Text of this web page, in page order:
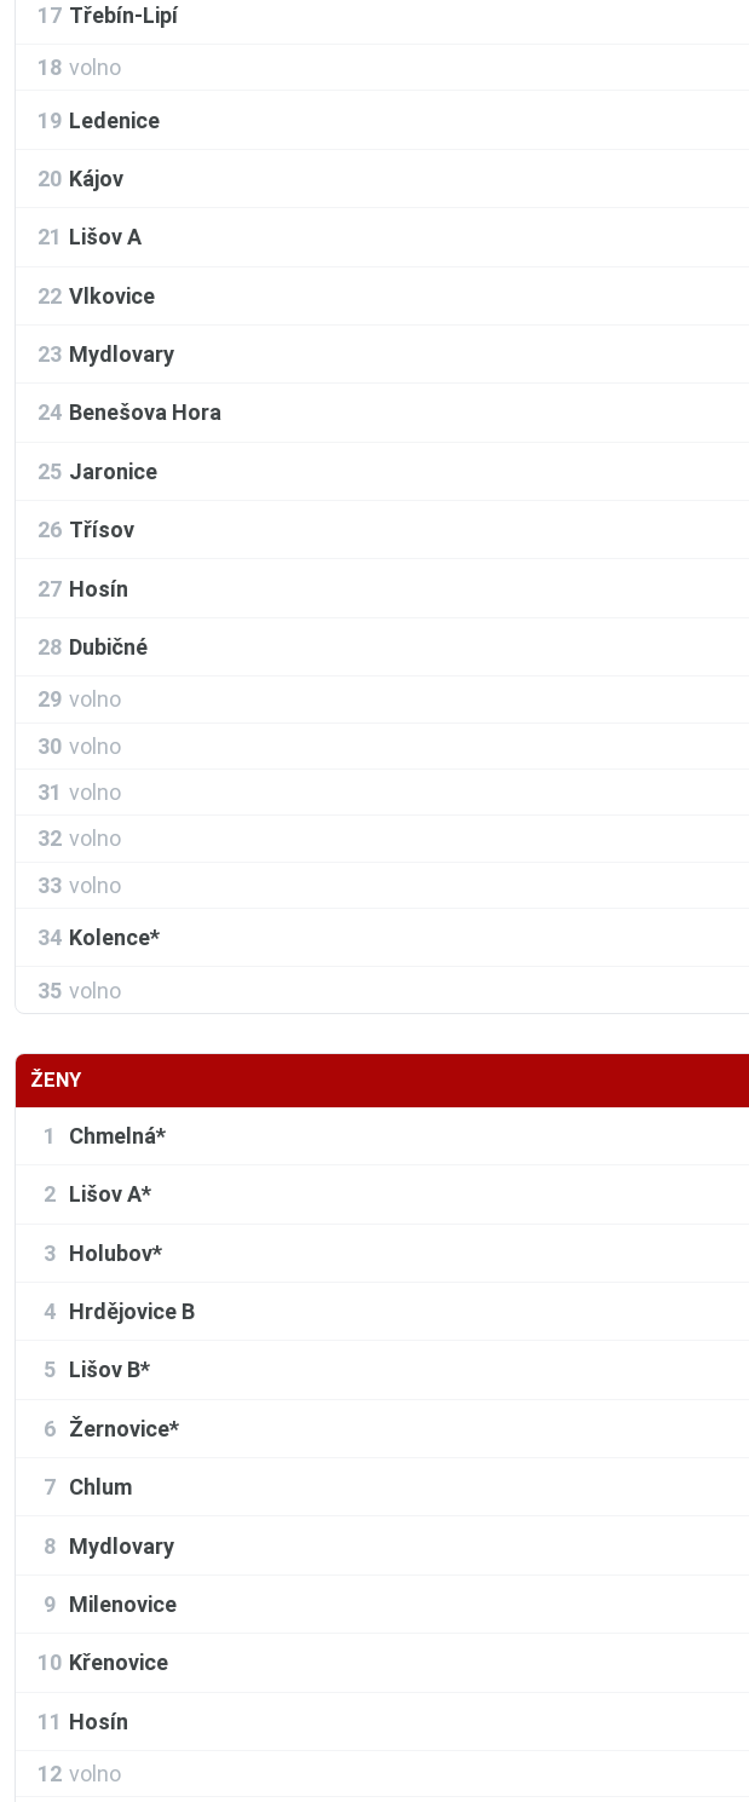
17 Třebín-Lipí
18 volno
19 Ledenice
20 Kájov
21 Lišov A
22 Vlkovice
23 Mydlovary
24 Benešova Hora
25 Jaronice
26 Třísov
27 Hosín
28 Dubičné
29 volno
30 volno
31 volno
32 volno
33 volno
34 Kolence*
35 volno
ŽENY
1 Chmelná*
2 Lišov A*
3 Holubov*
4 Hrdějovice B
5 Lišov B*
6 Žernovice*
7 Chlum
8 Mydlovary
9 Milenovice
10 Křenovice
11 Hosín
12 volno